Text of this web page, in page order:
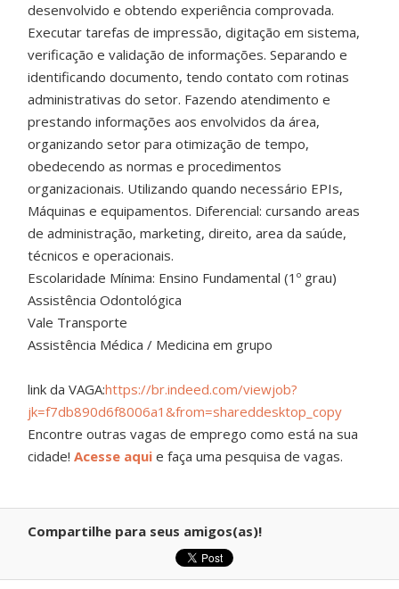
desenvolvido e obtendo experiência comprovada.
Executar tarefas de impressão, digitação em sistema,
verificação e validação de informações. Separando e
identificando documento, tendo contato com rotinas
administrativas do setor. Fazendo atendimento e
prestando informações aos envolvidos da área,
organizando setor para otimização de tempo,
obedecendo as normas e procedimentos
organizacionais. Utilizando quando necessário EPIs,
Máquinas e equipamentos. Diferencial: cursando areas
de administração, marketing, direito, area da saúde,
técnicos e operacionais.
Escolaridade Mínima: Ensino Fundamental (1º grau)
Assistência Odontológica
Vale Transporte
Assistência Médica / Medicina em grupo
link da VAGA:https://br.indeed.com/viewjob?
jk=f7db890d6f8006a1&from=shareddesktop_copy
Encontre outras vagas de emprego como está na sua
cidade!Acesse aqui e faça uma pesquisa de vagas.
Compartilhe para seus amigos(as)!